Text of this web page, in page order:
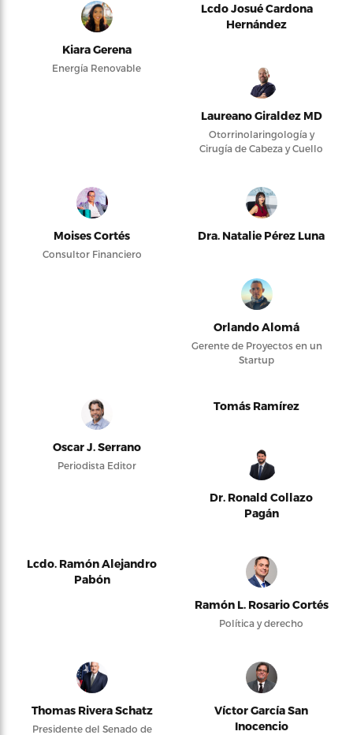
Kiara Gerena
Energía Renovable
Lcdo Josué Cardona
Hernández
Laureano Giraldez MD
Otorrinolaringología y
Cirugía de Cabeza y Cuello
Moises Cortés
Consultor Financiero
Dra. Natalie Pérez Luna
Orlando Alomá
Gerente de Proyectos en un
Startup
Oscar J. Serrano
Periodista Editor
Tomás Ramírez
Dr. Ronald Collazo
Pagán
Lcdo. Ramón Alejandro
Pabón
Ramón L. Rosario Cortés
Política y derecho
Thomas Rivera Schatz
Presidente del Senado de
Víctor García San
Inocencio